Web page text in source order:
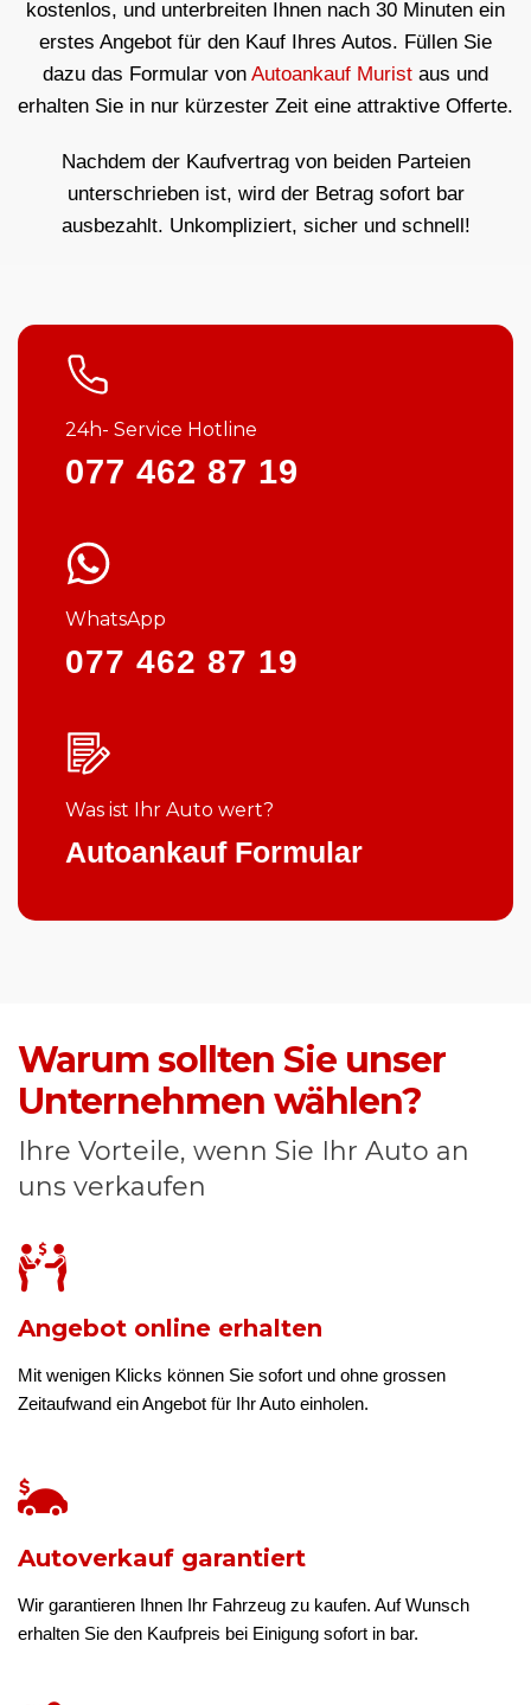
kostenlos, und unterbreiten Ihnen nach 30 Minuten ein
erstes Angebot für den Kauf Ihres Autos. Füllen Sie
dazu das Formular von Autoankauf Murist aus und
erhalten Sie in nur kürzester Zeit eine attraktive Offerte.
Nachdem der Kaufvertrag von beiden Parteien
unterschrieben ist, wird der Betrag sofort bar
ausbezahlt. Unkompliziert, sicher und schnell!
24h- Service Hotline
077 462 87 19
WhatsApp
077 462 87 19
Was ist Ihr Auto wert?
Autoankauf Formular
Warum sollten Sie unser
Unternehmen wählen?
Ihre Vorteile, wenn Sie Ihr Auto an
uns verkaufen
Angebot online erhalten
Mit wenigen Klicks können Sie sofort und ohne grossen
Zeitaufwand ein Angebot für Ihr Auto einholen.
Autoverkauf garantiert
Wir garantieren Ihnen Ihr Fahrzeug zu kaufen. Auf Wunsch
erhalten Sie den Kaufpreis bei Einigung sofort in bar.